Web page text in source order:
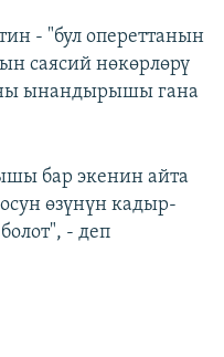
- "бул опереттанын
саясий нөкөрлөрү
ынандырышы гана
бар экенин айта
өзүнүн кадыр-
- деп